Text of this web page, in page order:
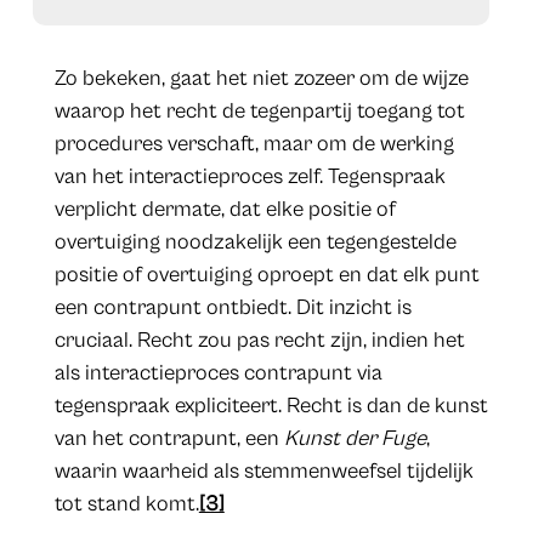
Zo bekeken, gaat het niet zozeer om de wijze
waarop het recht de tegenpartij toegang tot
procedures verschaft, maar om de werking
van het interactieproces zelf. Tegenspraak
verplicht dermate, dat elke positie of
overtuiging noodzakelijk een tegengestelde
positie of overtuiging oproept en dat elk punt
een contrapunt ontbiedt. Dit inzicht is
cruciaal. Recht zou pas recht zijn, indien het
als interactieproces contrapunt via
tegenspraak expliciteert. Recht is dan de kunst
van het contrapunt, een Kunst der Fuge,
waarin waarheid als stemmenweefsel tijdelijk
tot stand komt.[3]